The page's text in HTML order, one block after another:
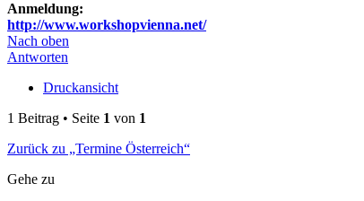
Anmeldung:
http://www.workshopvienna.net/
Nach oben
Antworten
Druckansicht
1 Beitrag • Seite 1 von 1
Zurück zu „Termine Österreich“
Gehe zu